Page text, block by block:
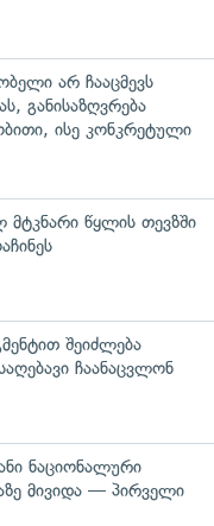
არ ჩააცმევს
განისაზღვრება
ისე კონკრეტული
წყლის თევზში
შეიძლება
ჩაანაცვლონ
ნაციონალური
მივიდა — პირველი